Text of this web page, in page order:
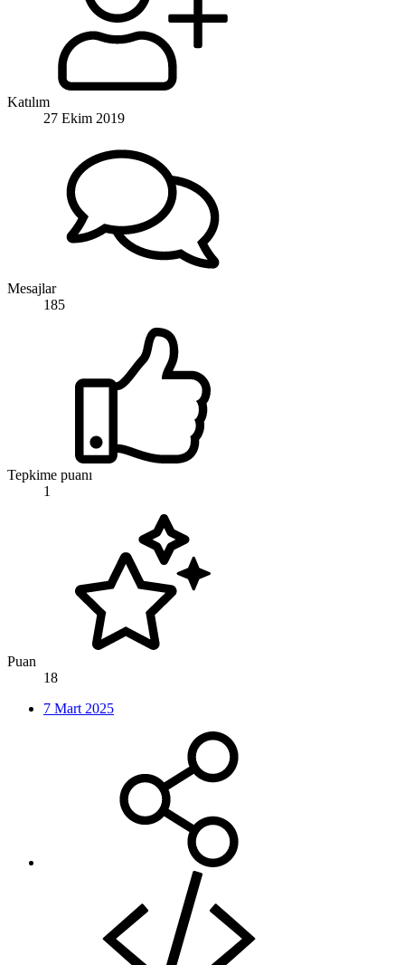
Katılım
27 Ekim 2019
Mesajlar
185
Tepkime puanı
1
Puan
18
7 Mart 2025